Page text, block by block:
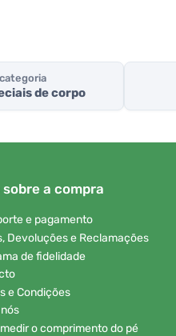
de corpo
sobre a compra
e pagamento
Devoluções e Reclamações
de fidelidade
e Condições
o comprimento do pé